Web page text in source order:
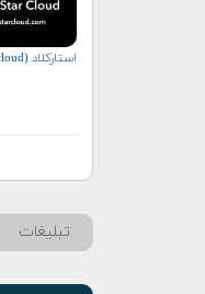
استارکلاد (Starcloud)
تبلیغات